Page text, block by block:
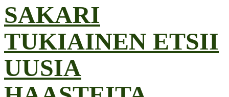
SAKARI
TUKIAINEN ETSII
UUSIA